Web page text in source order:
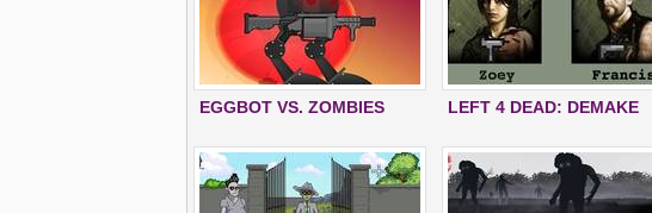
EGGBOT VS. ZOMBIES LEFT 4 DEAD: DEMAKE